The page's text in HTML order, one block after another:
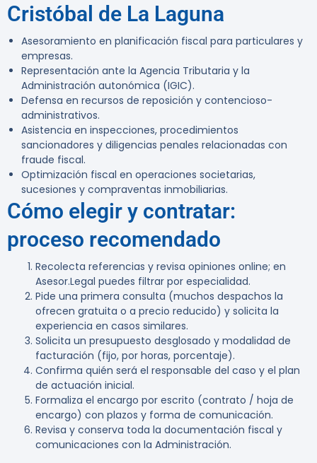
Cristóbal de La Laguna
Asesoramiento en planificación fiscal para particulares y
empresas.
Representación ante la Agencia Tributaria y la
Administración autonómica (IGIC).
Defensa en recursos de reposición y contencioso-
administrativos.
Asistencia en inspecciones, procedimientos
sancionadores y diligencias penales relacionadas con
fraude fiscal.
Optimización fiscal en operaciones societarias,
sucesiones y compraventas inmobiliarias.
Cómo elegir y contratar:
proceso recomendado
Recolecta referencias y revisa opiniones online; en
Asesor.Legal puedes filtrar por especialidad.
Pide una primera consulta (muchos despachos la
ofrecen gratuita o a precio reducido) y solicita la
experiencia en casos similares.
Solicita un presupuesto desglosado y modalidad de
facturación (fijo, por horas, porcentaje).
Confirma quién será el responsable del caso y el plan
de actuación inicial.
Formaliza el encargo por escrito (contrato / hoja de
encargo) con plazos y forma de comunicación.
Revisa y conserva toda la documentación fiscal y
comunicaciones con la Administración.